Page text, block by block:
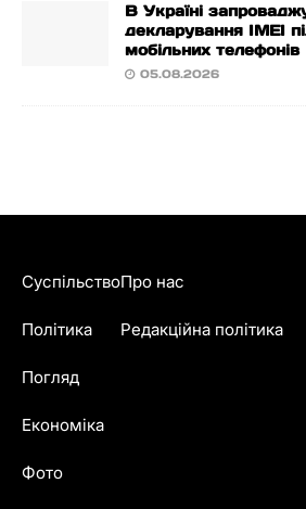
В Україні
декларування IMEI
мобільних телефонів
05.08.2026
Суспільство
Політика
Погляд
Економіка
Фото
Про нас
Редакційна політика